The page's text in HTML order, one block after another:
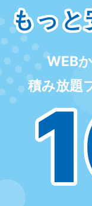
もっと
WEB
積み放題